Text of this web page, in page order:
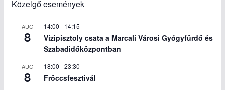
Közelgő események
AUG
8
14:00 - 14:15
Vizipisztoly csata a Marcali Városi Gyógyfürdő és
Szabadidőközpontban
AUG
8
18:00 -23:30
Fröccsfesztivál